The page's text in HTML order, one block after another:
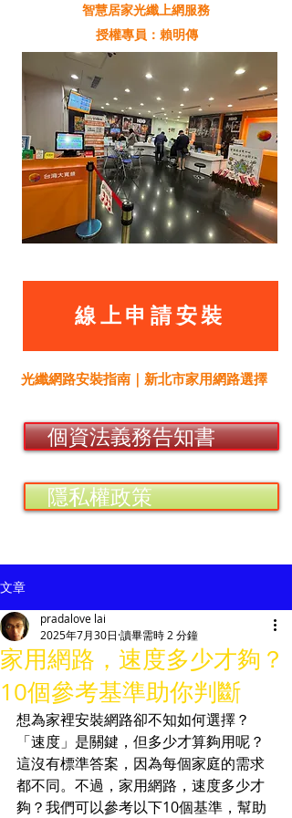
智慧居家光纖上網服務
授權專員：賴明傳
線上申請安裝
光纖網路安裝指南｜新北市家用網路選擇
個資法義務告知書
隱私權政策
文章
家用網路，速度多少才夠？
10個參考基準助你判斷
pradalove lai
2025年7月30日 讀畢需時 2 分鐘
想為家裡安裝網路卻不知如何選擇？
「速度」是關鍵，但多少才算夠用呢？
這沒有標準答案，因為每個家庭的需求
都不同。不過， 家用網路，速度多少才
夠？我們可以參考以下10個基準，幫助